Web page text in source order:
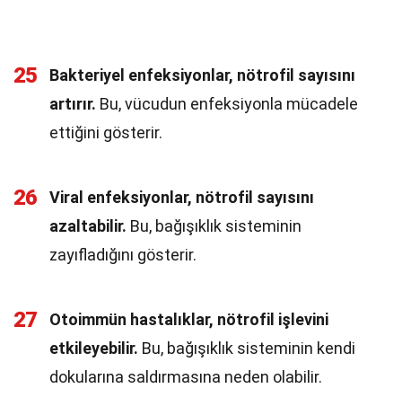
25
Bakteriyel enfeksiyonlar, nötrofil sayısını
artırır. Bu, vücudun enfeksiyonla mücadele
ettiğini gösterir.
26
Viral enfeksiyonlar, nötrofil sayısını
azaltabilir. Bu, bağışıklık sisteminin
zayıfladığını gösterir.
27
Otoimmün hastalıklar, nötrofil işlevini
etkileyebilir. Bu, bağışıklık sisteminin kendi
dokularına saldırmasına neden olabilir.